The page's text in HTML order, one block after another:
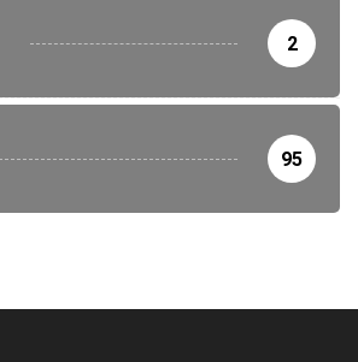
2
95